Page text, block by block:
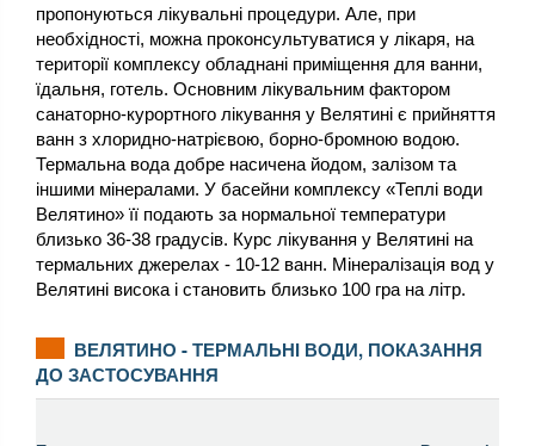
пропонуються лікувальні процедури. Але, при
необхідності, можна проконсультуватися у лікаря, на
території комплексу обладнані приміщення для ванни,
їдальня, готель. Основним лікувальним фактором
санаторно-курортного лікування у Велятині є прийняття
ванн з хлоридно-натрієвою, борно-бромною водою.
Термальна вода добре насичена йодом, залізом та
іншими мінералами. У басейни комплексу «Теплі води
Велятино» її подають за нормальної температури
близько 36-38 градусів. Курс лікування у Велятині на
термальних джерелах - 10-12 ванн. Мінералізація вод у
Велятині висока і становить близько 100 гра на літр.
ВЕЛЯТИНО - ТЕРМАЛЬНІ ВОДИ, ПОКАЗАННЯ
ДО ЗАСТОСУВАННЯ